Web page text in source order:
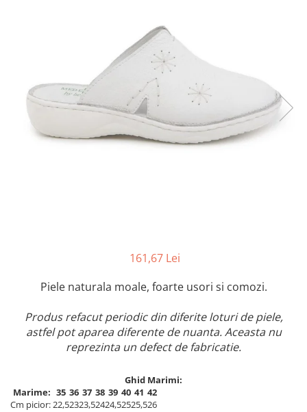
161,67 Lei
Piele naturala moale, foarte usori si comozi.
Produs refacut periodic din diferite loturi de piele,
astfel pot aparea diferente de nuanta. Aceasta nu
reprezinta un defect de fabricatie.
Ghid Marimi:
Marime: 35 36 37 38 39 40 41 42
Cm picior:22,52323,52424,52525,526